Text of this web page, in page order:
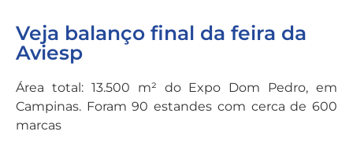
Veja balanço final da feira da
Aviesp
Área total: 13.500 m² do Expo Dom Pedro, em
Campinas. Foram 90 estandes com cerca de 600
marcas